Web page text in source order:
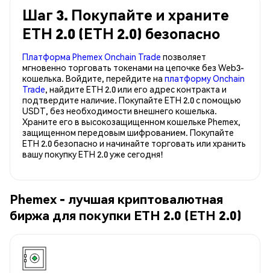
Шаг 3. Покупайте и храните
ETH 2.0 (ETH 2.0) безопасно
Платформа Phemex Onchain Trade позволяет
мгновенно торговать токенами на цепочке без Web3-
кошелька. Войдите, перейдите на платформу Onchain
Trade, найдите ETH 2.0 или его адрес контракта и
подтвердите наличие. Покупайте ETH 2.0 с помощью
USDT, без необходимости внешнего кошелька.
Храните его в высокозащищенном кошельке Phemex,
защищенном передовым шифрованием. Покупайте
ETH 2.0 безопасно и начинайте торговать или хранить
вашу покупку ETH 2.0 уже сегодня!
Phemex - лучшая криптовалютная
биржа для покупки ETH 2.0 (ETH 2.0)